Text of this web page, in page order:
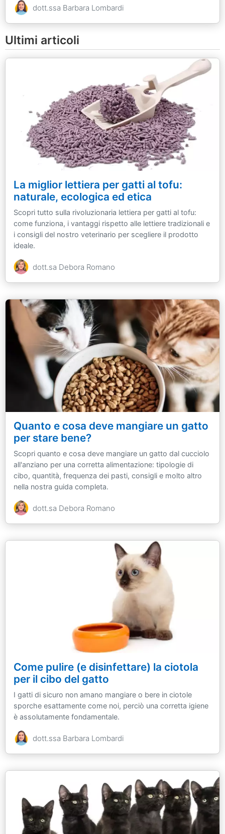
dott.ssa Barbara Lombardi
Ultimi articoli
La miglior lettiera per gatti al tofu:
naturale, ecologica ed etica
Scopri tutto sulla rivoluzionaria lettiera per gatti al tofu:
come funziona, i vantaggi rispetto alle lettiere tradizionali e
i consigli del nostro veterinario per scegliere il prodotto
ideale.
dott.sa Debora Romano
Quanto e cosa deve mangiare un gatto
per stare bene?
Scopri quanto e cosa deve mangiare un gatto dal cucciolo
all'anziano per una corretta alimentazione: tipologie di
cibo, quantità, frequenza dei pasti, consigli e molto altro
nella nostra guida completa.
dott.sa Debora Romano
Come pulire (e disinfettare) la ciotola
per il cibo del gatto
I gatti di sicuro non amano mangiare o bere in ciotole
sporche esattamente come noi, perciò una corretta igiene
è assolutamente fondamentale.
dott.ssa Barbara Lombardi